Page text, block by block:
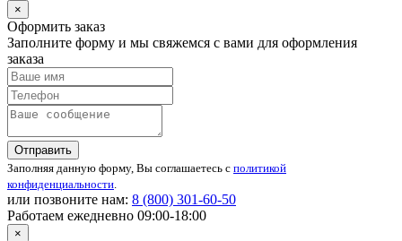
×
Оформить заказ
Заполните форму и мы свяжемся с вами для оформления
заказа
Отправить
Заполняя данную форму, Вы соглашаетесь с политикой
конфиденциальности.
или позвоните нам: 8 (800) 301-60-50
Работаем ежедневно 09:00-18:00
×